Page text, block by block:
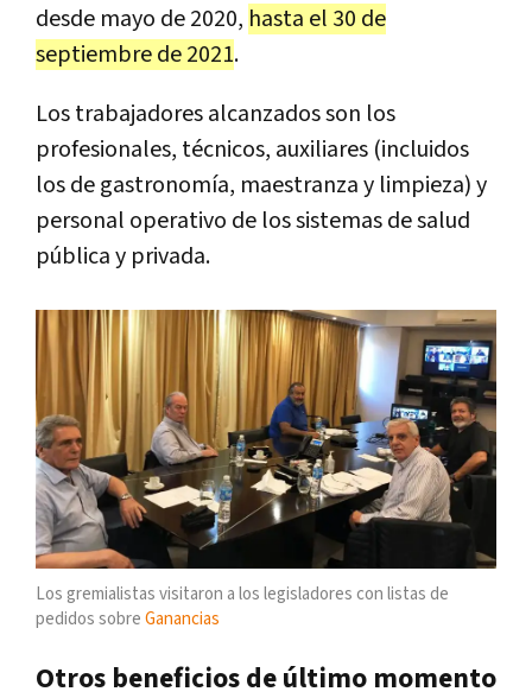
desde mayo de 2020, hasta el 30 de
septiembre de 2021.
Los trabajadores alcanzados son los
profesionales, técnicos, auxiliares (incluidos
los de gastronomía, maestranza y limpieza) y
personal operativo de los sistemas de salud
pública y privada.
Los gremialistas visitaron a los legisladores con listas de
pedidos sobre Ganancias
Otros beneficios de último momento